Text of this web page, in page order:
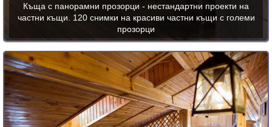
Къща с панорамни прозорци - нестандартни проекти на
частни къщи. 120 снимки на красиви частни къщи с големи
прозорци